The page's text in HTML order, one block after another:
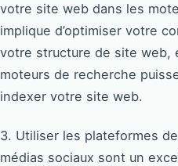
votre site web dans les
implique d’optimiser votre
votre structure de site web,
moteurs de recherche
indexer votre site web.
3. Utiliser les plateformes
médias sociaux sont un